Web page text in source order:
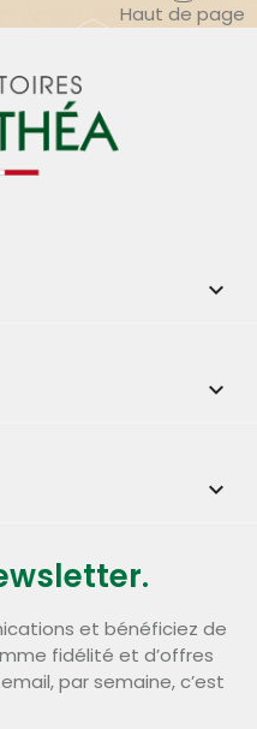
Haut de page



et bénéficiez de
fidélité et d’offres
par semaine, c’est